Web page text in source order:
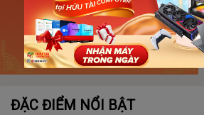
ĐẶC ĐIỂM NỔI BẬT